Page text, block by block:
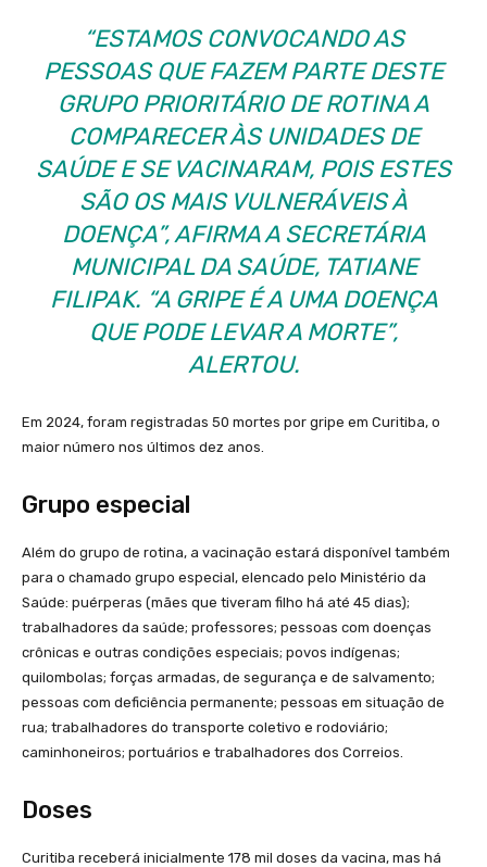
“ESTAMOS CONVOCANDO AS
PESSOAS QUE FAZEM PARTE DESTE
GRUPO PRIORITÁRIO DE ROTINA A
COMPARECER ÀS UNIDADES DE
SAÚDE E SE VACINARAM, POIS ESTES
SÃO OS MAIS VULNERÁVEIS À
DOENÇA”, AFIRMA A SECRETÁRIA
MUNICIPAL DA SAÚDE, TATIANE
FILIPAK. “A GRIPE É A UMA DOENÇA
QUE PODE LEVAR A MORTE”,
ALERTOU.
Em 2024, foram registradas 50 mortes por gripe em Curitiba, o
maior número nos últimos dez anos.
Grupo especial
Além do grupo de rotina, a vacinação estará disponível também
para o chamado grupo especial, elencado pelo Ministério da
Saúde: puérperas (mães que tiveram filho há até 45 dias);
trabalhadores da saúde; professores; pessoas com doenças
crônicas e outras condições especiais; povos indígenas;
quilombolas; forças armadas, de segurança e de salvamento;
pessoas com deficiência permanente; pessoas em situação de
rua; trabalhadores do transporte coletivo e rodoviário;
caminhoneiros; portuários e trabalhadores dos Correios.
Doses
Curitiba receberá inicialmente 178 mil doses da vacina, mas há